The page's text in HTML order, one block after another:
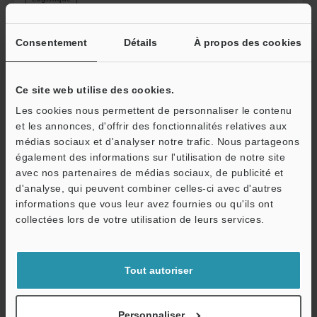
Consentement Détails À propos des cookies
Ce site web utilise des cookies.
Les cookies nous permettent de personnaliser le contenu
et les annonces, d'offrir des fonctionnalités relatives aux
médias sociaux et d'analyser notre trafic. Nous partageons
également des informations sur l'utilisation de notre site
avec nos partenaires de médias sociaux, de publicité et
d'analyse, qui peuvent combiner celles-ci avec d'autres
informations que vous leur avez fournies ou qu'ils ont
collectées lors de votre utilisation de leurs services.
Tout autoriser
Personnaliser
permet de déterminer la position réelle des cibles à
partir des différences de hauteur, impossibles à
déceler sur une image en 2D.
Il est possible de détecter des creux et rayures sur
couleur et de son degré de brillance. L’acquisition